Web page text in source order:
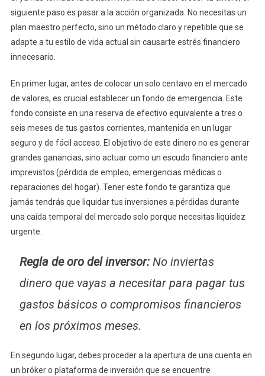
siguiente paso es pasar a la acción organizada. No necesitas un
plan maestro perfecto, sino un método claro y repetible que se
adapte a tu estilo de vida actual sin causarte estrés financiero
innecesario.
En primer lugar, antes de colocar un solo centavo en el mercado
de valores, es crucial establecer un fondo de emergencia. Este
fondo consiste en una reserva de efectivo equivalente a tres o
seis meses de tus gastos corrientes, mantenida en un lugar
seguro y de fácil acceso. El objetivo de este dinero no es generar
grandes ganancias, sino actuar como un escudo financiero ante
imprevistos (pérdida de empleo, emergencias médicas o
reparaciones del hogar). Tener este fondo te garantiza que
jamás tendrás que liquidar tus inversiones a pérdidas durante
una caída temporal del mercado solo porque necesitas liquidez
urgente.
Regla de oro del inversor:No inviertas
dinero que vayas a necesitar para pagar tus
gastos básicos o compromisos financieros
en los próximos meses.
En segundo lugar, debes proceder a la apertura de una cuenta en
un bróker o plataforma de inversión que se encuentre